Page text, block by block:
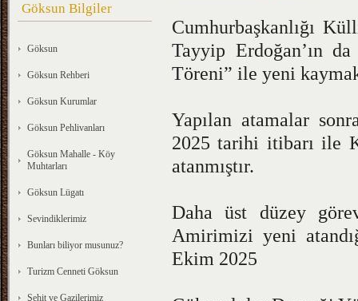
Göksun Bilgiler
Göksun
Göksun Rehberi
Göksun Kurumlar
Göksun Pehlivanları
Göksun Mahalle - Köy
Muhtarları
Göksun Lügatı
Sevindiklerimiz
Bunları biliyor musunuz?
Turizm Cenneti Göksun
Şehit ve Gazilerimiz
Cumhurbaşkanlığı
Tayyip Erdoğan’ın
Töreni” ile yeni
Yapılan atamalar
2025 tarihi itibarı ile
atanmıştır.
Daha üst düzey
Amirimizi yeni
Ekim 2025